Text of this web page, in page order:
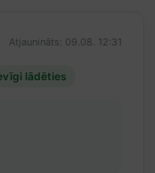
Atjaunināts: 09.08. 12:31
lādēties